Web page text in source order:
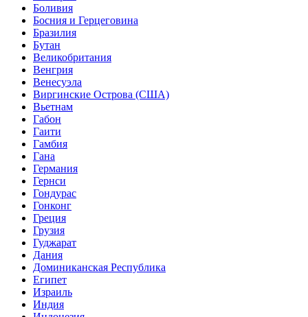
Боливия
Босния и Герцеговина
Бразилия
Бутан
Великобритания
Венгрия
Венесуэла
Виргинские Острова (США)
Вьетнам
Габон
Гаити
Гамбия
Гана
Германия
Гернси
Гондурас
Гонконг
Греция
Грузия
Гуджарат
Дания
Доминиканская Республика
Египет
Израиль
Индия